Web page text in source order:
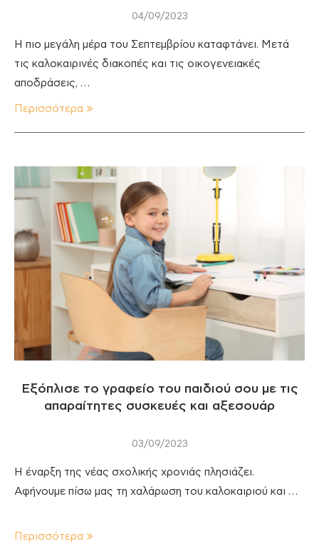
04/09/2023
Η πιο μεγάλη μέρα του Σεπτεμβρίου καταφτάνει. Μετά
τις καλοκαιρινές διακοπές και τις οικογενειακές
αποδράσεις, …
Περισσότερα
Εξόπλισε το γραφείο του παιδιού σου με τις
απαραίτητες συσκευές και αξεσουάρ
03/09/2023
Η έναρξη της νέας σχολικής χρονιάς πλησιάζει.
Αφήνουμε πίσω μας τη χαλάρωση του καλοκαιριού και …
Περισσότερα